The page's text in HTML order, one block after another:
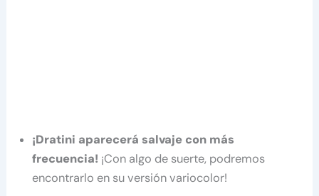
¡Dratini aparecerá salvaje con más
frecuencia! ¡Con algo de suerte, podremos
encontrarlo en su versión variocolor!